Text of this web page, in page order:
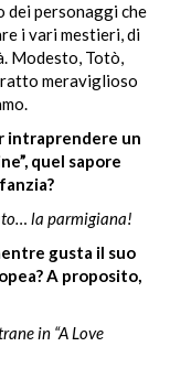
dei personaggi che
i vari mestieri, di
Modesto, Totò,
meraviglioso
intraprendere un
quel sapore
la parmigiana!
gusta il suo
A proposito,
in “A Love